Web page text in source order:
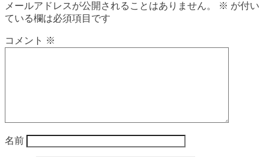
メールアドレスが公開されることはありません。 ※ が付い
ている欄は必須項目です
コメント ※
名前